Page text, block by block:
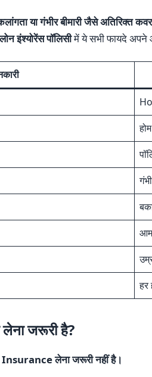
या गंभीर बीमारी जैसे अतिरिक्त कवर
इंश्योरेंस पॉलिसीमें ये सभी फायदे अपने
हर
लेना जरूरी है?
लेना जरूरी नहीं है।